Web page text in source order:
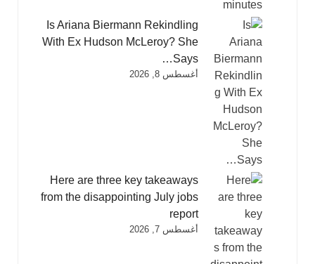
Is Ariana Biermann Rekindling
With Ex Hudson McLeroy? She
Says…
أغسطس 8, 2026
Here are three key takeaways
from the disappointing July jobs
report
أغسطس 7, 2026